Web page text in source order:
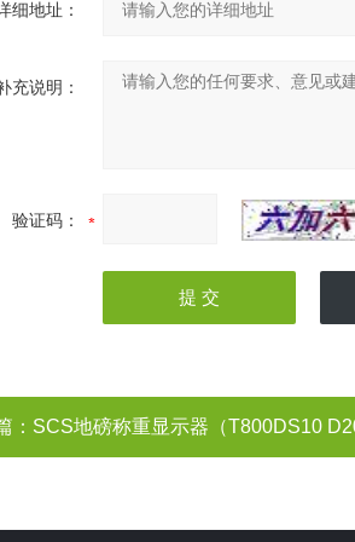
细地址：
充说明：
验证码：
： SCS地磅称重显示器（T800DS10